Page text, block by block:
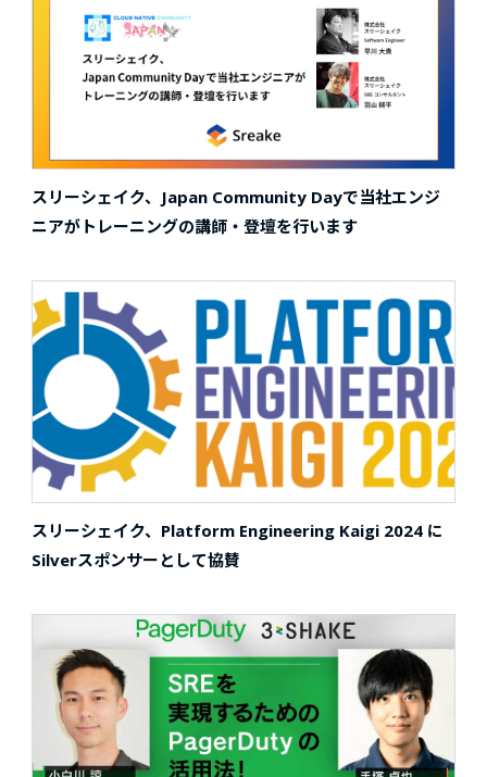
スリーシェイク、Japan Community Dayで当社エンジ
ニアがトレーニングの講師・登壇を行います
スリーシェイク、Platform Engineering Kaigi 2024 に
Silverスポンサーとして協賛